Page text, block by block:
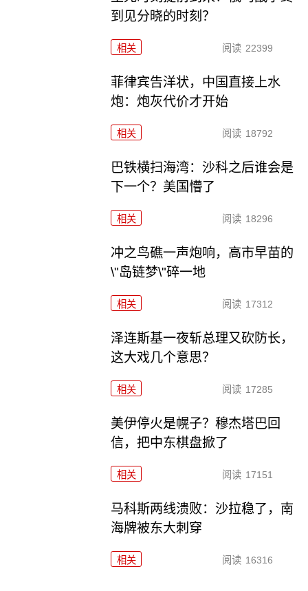
到见分晓的时刻？
相关 阅读 22399
菲律宾告洋状，中国直接上水
炮：炮灰代价才开始
相关 阅读 18792
巴铁横扫海湾：沙科之后谁会是
下一个？美国懵了
相关 阅读 18296
冲之鸟礁一声炮响，高市早苗的
\"岛链梦\"碎一地
相关 阅读 17312
泽连斯基一夜斩总理又砍防长，
这大戏几个意思？
相关 阅读 17285
美伊停火是幌子？穆杰塔巴回
信，把中东棋盘掀了
相关 阅读 17151
马科斯两线溃败：沙拉稳了，南
海牌被东大刺穿
相关 阅读 16316